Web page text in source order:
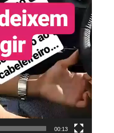
00:13